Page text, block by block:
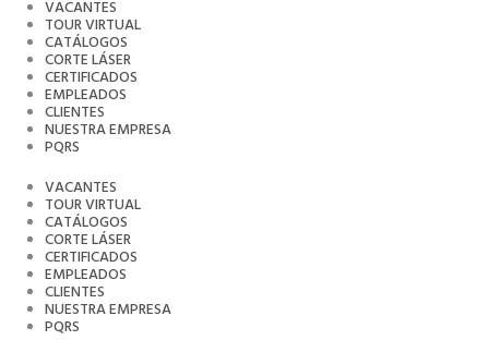
contenido
VACANTES
TOUR VIRTUAL
CATÁLOGOS
CORTE LÁSER
CERTIFICADOS
EMPLEADOS
CLIENTES
NUESTRA EMPRESA
PQRS
VACANTES
TOUR VIRTUAL
CATÁLOGOS
CORTE LÁSER
CERTIFICADOS
EMPLEADOS
CLIENTES
NUESTRA EMPRESA
PQRS